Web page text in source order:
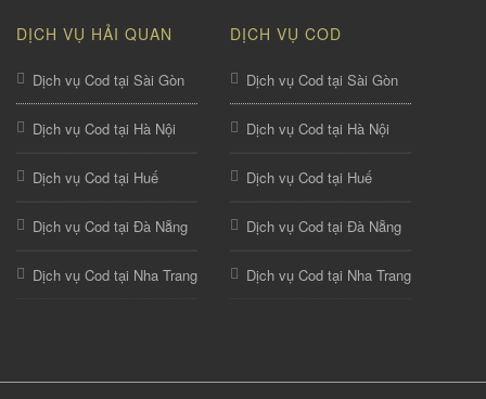
DỊCH VỤ HẢI QUAN
Dịch vụ Cod tại Sài Gòn
Dịch vụ Cod tại Hà Nội
Dịch vụ Cod tại Huế
Dịch vụ Cod tại Đà Nẵng
Dịch vụ Cod tại Nha Trang
DỊCH VỤ COD
Dịch vụ Cod tại Sài Gòn
Dịch vụ Cod tại Hà Nội
Dịch vụ Cod tại Huế
Dịch vụ Cod tại Đà Nẵng
Dịch vụ Cod tại Nha Trang